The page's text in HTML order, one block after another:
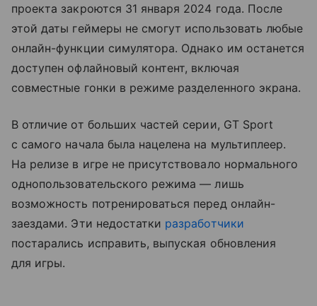
проекта закроются 31 января 2024 года. После
этой даты геймеры не смогут использовать любые
онлайн-функции симулятора. Однако им останется
доступен офлайновый контент, включая
совместные гонки в режиме разделенного экрана.
В отличие от больших частей серии, GT Sport
с самого начала была нацелена на мультиплеер.
На релизе в игре не присутствовало нормального
однопользовательского режима — лишь
возможность потренироваться перед онлайн-
заездами. Эти недостатки разработчики
постарались исправить, выпуская обновления
для игры.